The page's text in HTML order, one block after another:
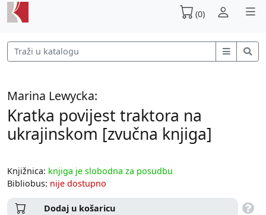
(0)
Marina Lewycka:
Kratka povijest traktora na
ukrajinskom [zvučna knjiga]
Knjižnica: knjiga je slobodna za posudbu
Bibliobus: nije dostupno
Dodaj u košaricu